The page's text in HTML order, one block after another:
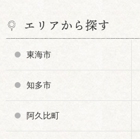
エリアから探す
東海市
知多市
阿久比町